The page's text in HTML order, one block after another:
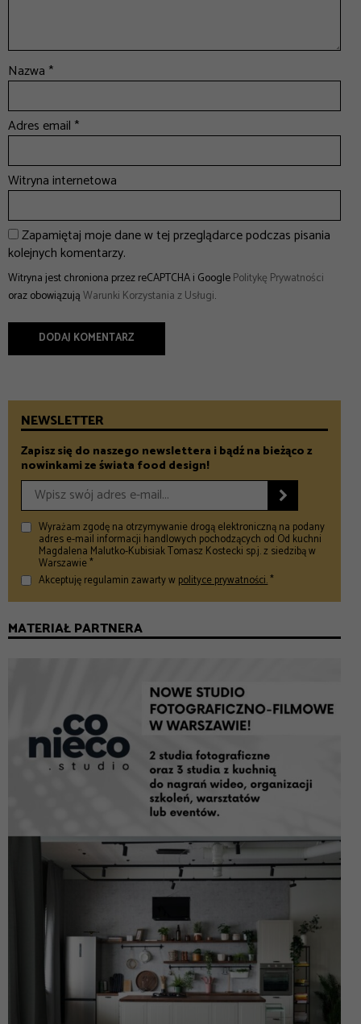
Nazwa *
Adres email *
Witryna internetowa
Zapamiętaj moje dane w tej przeglądarce podczas pisania
kolejnych komentarzy.
Witryna jest chroniona przez reCAPTCHA i GooglePolitykę Prywatności
oraz obowiązująWarunki Korzystania z Usługi.
NEWSLETTER
Zapisz się do naszego newslettera i bądź na bieżąco z
nowinkami ze świata food design!

Wyrażam zgodę na otrzymywanie drogą elektroniczną na podany
adres e-mail informacji handlowych pochodzących od Od kuchni
Magdalena Malutko-Kubisiak Tomasz Kostecki sp.j. z siedzibą w
Warszawie *
Akceptuję regulamin zawarty wpolityce prywatności.*
MATERIAŁ PARTNERA